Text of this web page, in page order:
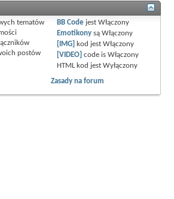
tematów
postów
BB Code jestWłączony
Emotikony sąWłączony
[IMG] kod jestWłączony
[VIDEO] code isWłączony
HTML kod jestWyłączony
Zasady na forum